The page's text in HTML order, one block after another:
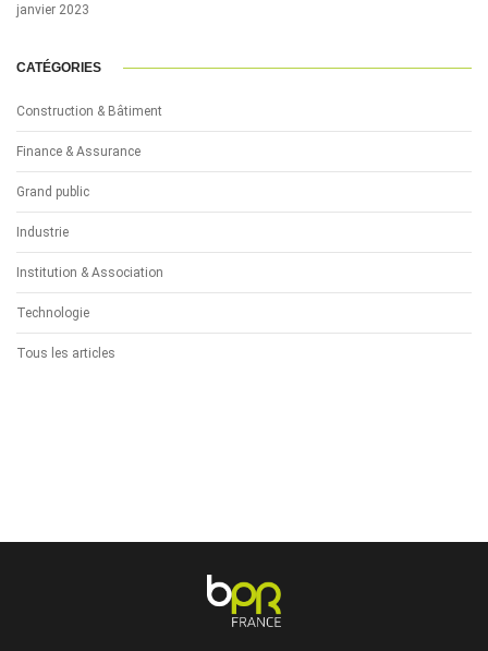
janvier 2023
CATÉGORIES
Construction & Bâtiment
Finance & Assurance
Grand public
Industrie
Institution & Association
Technologie
Tous les articles